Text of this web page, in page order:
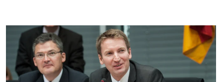
fragen & hilfe
unterstützen
abo